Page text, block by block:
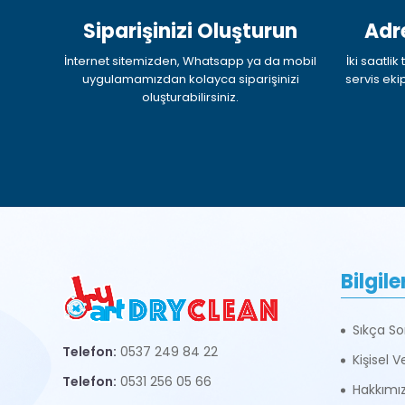
Siparişinizi Oluşturun
İnternet sitemizden, Whatsapp ya da mobil
uygulamamızdan kolayca siparişinizi
oluşturabilirsiniz.
İki saatlik
servis
Telefon: 0537 249 84 22
Telefon: 0531 256 05 66
Sıkça
Kişisel